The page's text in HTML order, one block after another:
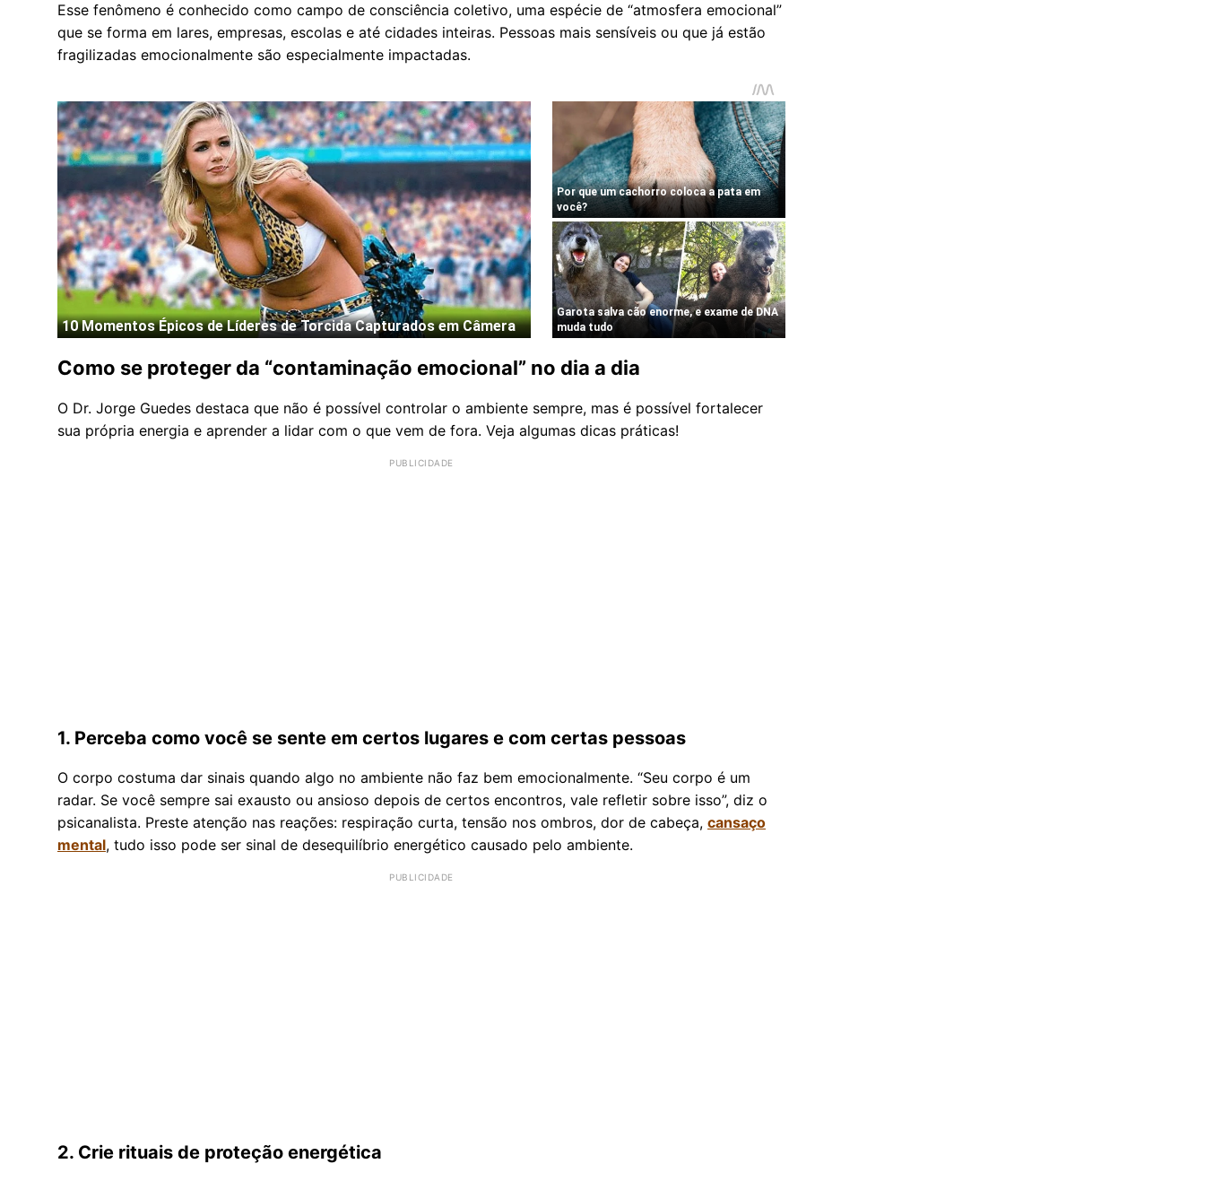
Esse fenômeno é conhecido como campo de consciência coletivo, uma espécie de “atmosfera emocional”
que se forma em lares, empresas, escolas e até cidades inteiras. Pessoas mais sensíveis ou que já estão
fragilizadas emocionalmente são especialmente impactadas.
Como se proteger da “contaminação emocional” no dia a dia
O Dr. Jorge Guedes destaca que não é possível controlar o ambiente sempre, mas é possível fortalecer
sua própria energia e aprender a lidar com o que vem de fora. Veja algumas dicas práticas!
1. Perceba como você se sente em certos lugares e com certas pessoas
O corpo costuma dar sinais quando algo no ambiente não faz bem emocionalmente. “Seu corpo é um
radar. Se você sempre sai exausto ou ansioso depois de certos encontros, vale refletir sobre isso”, diz o
psicanalista. Preste atenção nas reações: respiração curta, tensão nos ombros, dor de cabeça, cansaço
mental, tudo isso pode ser sinal de desequilíbrio energético causado pelo ambiente.
2. Crie rituais de proteção energética